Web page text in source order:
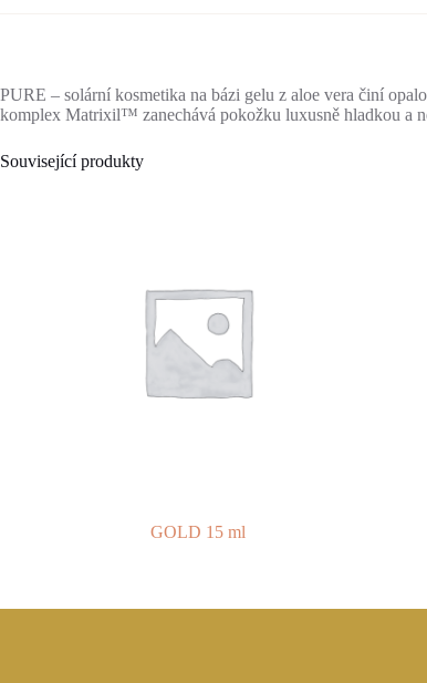
PURE – solární kosmetika na bázi gelu z aloe vera činí
komplex Matrixil™ zanechává pokožku luxusně hladkou a
Související produkty
GOLD 15 ml